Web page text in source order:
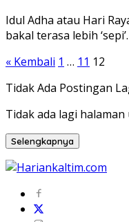
Idul Adha atau Hari
bakal terasa lebih
Paginasi
pos
« Kembali 1 … 11 12
Tidak Ada Postingan
Tidak ada lagi
Selengkapnya